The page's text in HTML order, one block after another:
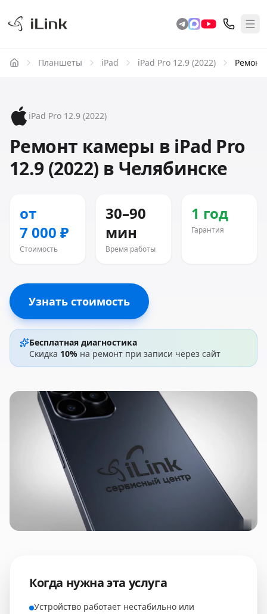
Планшеты iPad iPad Pro 12.9 (2022)
iPad Pro 12.9 (2022)
Ремонт камеры в iPad Pro
12.9 (2022) в Челябинске
от
7 000 ₽
Стоимость
30–90
мин
Время работы
1 год
Гарантия
Узнать стоимость
Бесплатная диагностика
Скидка 10% на ремонт при записи через сайт
Когда нужна эта услуга
Устройство работает нестабильно или